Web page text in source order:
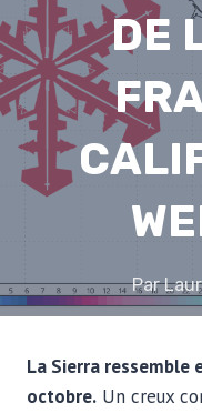
DE
Par
La Sierra ressemble
octobre. Un creux